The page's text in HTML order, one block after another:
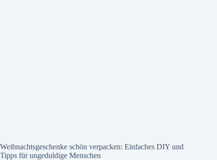
Weihnachtsgeschenke schön verpacken: Einfaches DIY und
Tipps für ungeduldige Menschen